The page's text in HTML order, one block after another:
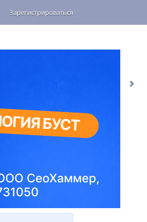
Зарегистрироваться